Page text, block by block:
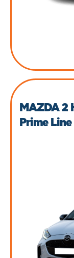
MAZDA 2
Prime Line